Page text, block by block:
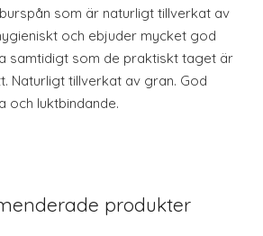
som är naturligt tillverkat av
och ebjuder mycket god
samtidigt som de praktiskt taget är
Naturligt tillverkat av gran. God
luktbindande.
produkter